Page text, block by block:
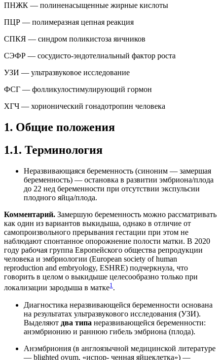
ПНЖК — полиненасыщенные жирные кислоты
ПЦР — полимеразная цепная реакция
СПКЯ — синдром поликистоза яичников
СЭФР — сосудисто-эндотелиальный фактор роста
УЗИ — ультразвуковое исследование
ФСГ — фолликулостимулирующий гормон
ХГЧ — хорионический гонадотропин человека
1. Общие положения
1.1. Терминология
Неразвивающаяся беременность (синоним — замершая
беременность) — остановка в развитии эмбриона/плода
до 22 нед беременности при отсутствии экспульсии
плодного яйца/плода.
Комментарий. Замершую беременность можно рассматривать
как один из вариантов выкидыша, однако в отличие от
самопроизвольного прерывания гестации при этом не
наблюдают спонтанное опорожнение полости матки. В 2020
году рабочая группа Европейского общества репродукции
человека и эмбриологии (European society of human
reproduction and embryology, ESHRE) подчеркнула, что
говорить в целом о выкидыше целесообразно только при
локализации зародыша в матке1.
Диагностика неразвивающейся беременности основана
на результатах ультразвукового исследования (УЗИ).
Выделяют два типа неразвивающейся беременности:
анэмбрионию и раннюю гибель эмбриона (плода).
Анэмбриония (в англоязычной медицинской литературе
— blighted ovum, «испор- ченная яйцеклетка») —